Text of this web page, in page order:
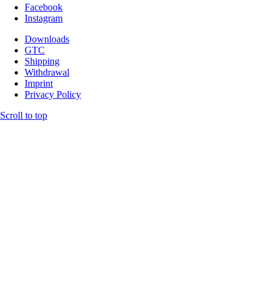
Facebook
Instagram
Downloads
GTC
Shipping
Withdrawal
Imprint
Privacy Policy
Scroll to top